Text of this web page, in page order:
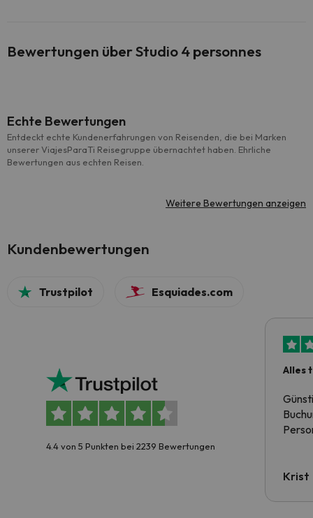
Bewertungen über Studio 4 personnes
Echte Bewertungen
Entdeckt echte Kundenerfahrungen von Reisenden, die bei Marken
unserer ViajesParaTi Reisegruppe übernachtet haben. Ehrliche
Bewertungen aus echten Reisen.
Weitere Bewertungen anzeigen
Kundenbewertungen
Trustpilot Esquiades.com
4.4 von 5 Punkten bei 2239 Bewertungen
Alles
Krist